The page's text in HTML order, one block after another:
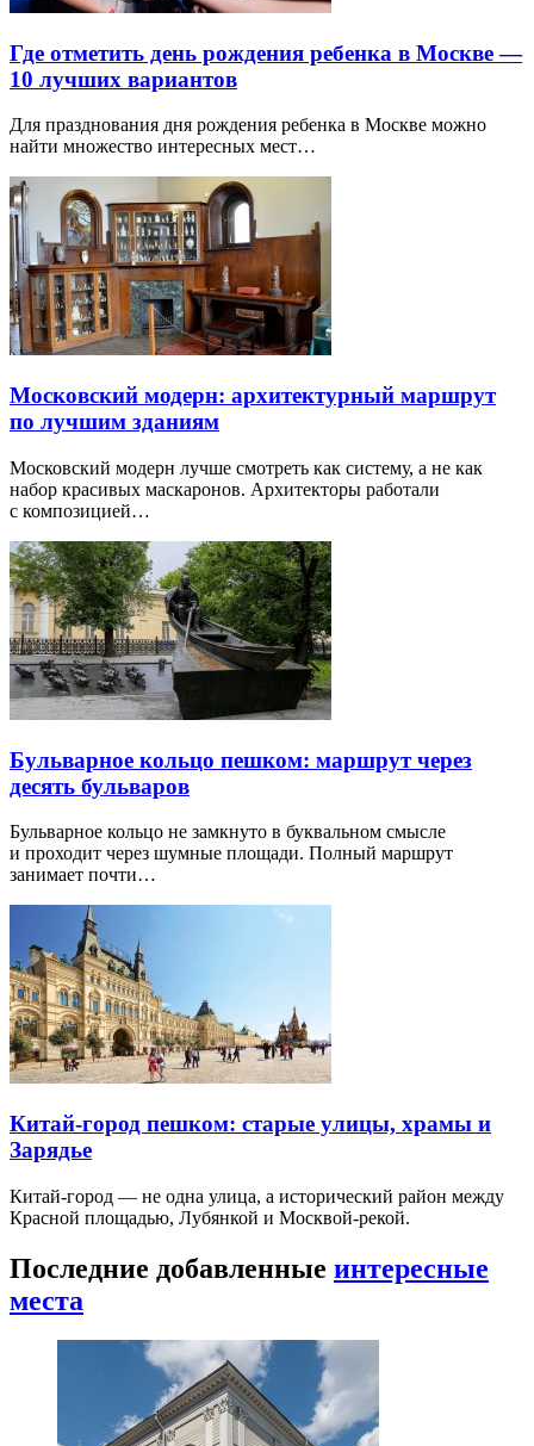
Где отметить день рождения ребенка в Москве —
10 лучших вариантов
Для празднования дня рождения ребенка в Москве можно
найти множество интересных мест…
Московский модерн: архитектурный маршрут
по лучшим зданиям
Московский модерн лучше смотреть как систему, а не как
набор красивых маскаронов. Архитекторы работали
с композицией…
Бульварное кольцо пешком: маршрут через
десять бульваров
Бульварное кольцо не замкнуто в буквальном смысле
и проходит через шумные площади. Полный маршрут
занимает почти…
Китай-город пешком: старые улицы, храмы и
Зарядье
Китай-город — не одна улица, а исторический район между
Красной площадью, Лубянкой и Москвой-рекой.
Последние добавленные интересные
места